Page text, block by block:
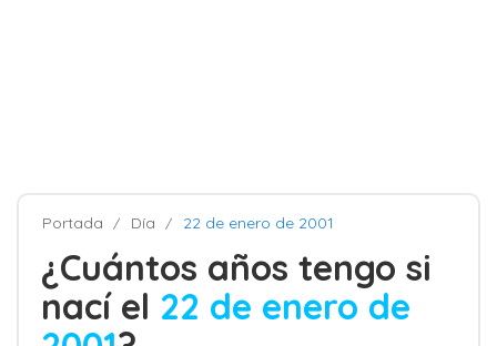
Portada Día 22 de enero de 2001
¿Cuántos años tengo si
nací el 22 de enero de